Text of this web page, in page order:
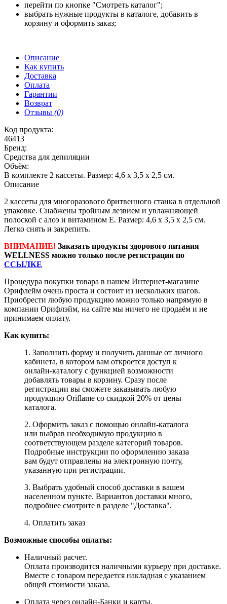
перейти по кнопке "Смотреть каталог";
выбрать нужные продукты в каталоге, добавить в
корзину и оформить заказ;
Описание
Как купить
Доставка
Оплата
Гарантии
Возврат
Отзывы (0)
Код продукта:
46413
Бренд:
Средства для депиляции
Объём:
В комплекте 2 кассеты. Размер: 4,6 x 3,5 x 2,5 см.
Описание
2 кассеты для многоразового бритвенного станка в отдельной
упаковке. Снабжены тройным лезвием и увлажняющей
полоской с алоэ и витамином Е. Размер: 4,6 x 3,5 x 2,5 см.
Легко снять и закрепить.
ВНИМАНИЕ! Заказать продукты здорового питания
WELLNESS можно только после регистрации по
ССЫЛКЕ
Процедура покупки товара в нашем Интернет-магазине
Орифлейм очень проста и состоит из нескольких шагов.
Приобрести любую продукцию можно только напрямую в
компании Орифлэйм, на сайте мы ничего не продаём и не
принимаем оплату.
Как купить:
1. Заполнить форму и получить данные от личного
кабинета, в котором вам откроется доступ к
онлайн-каталогу с функцией возможности
добавлять товары в корзину. Сразу после
регистрации вы сможете заказывать любую
продукцию Oriflame со скидкой 20% от цены
каталога.
2. Оформить заказ с помощью онлайн-каталога
или выбрав необходимую продукцию в
соответствующем разделе категорий товаров.
Подробные инструкции по оформлению заказа
вам будут отправлены на электронную почту,
указанную при регистрации.
3. Выбрать удобный способ доставки в вашем
населенном пункте. Вариантов доставки много,
подробнее смотрите в разделе "Доставка".
4. Оплатить заказ
Возможные способы оплаты:
Наличный расчет.
Оплата производится наличными курьеру при доставке.
Вместе с товаром передается накладная с указанием
общей стоимости заказа.
Оплата через онлайн-Банки и карты.